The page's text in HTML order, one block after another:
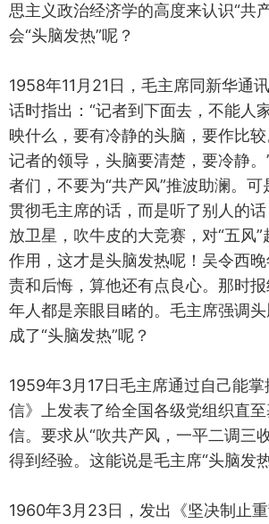
思主义政治经济学的高度来认识“共
会“头脑发热”呢？
1958年11月21日，毛主席同新华通
话时指出：“记者到下面去，不能人
映什么，要有冷静的头脑，要作比较
记者的领导，头脑要清楚，要冷静
者们，不要为“共产风”推波助澜。
贯彻毛主席的话，而是听了别人的
放卫星，吹牛皮的大竞赛，对“五风
作用，这才是头脑发热呢！吴令西
责和后悔，算他还有点良心。那时
年人都是亲眼目睹的。毛主席强调头
成了“头脑发热”呢？
1959年3月17日毛主席通过自己能掌
信》上发表了给全国各级党组织直
信。要求从“吹共产风，一平二调三
得到经验。这能说是毛主席“头脑发
1960年3月23日，发出《坚决制止重